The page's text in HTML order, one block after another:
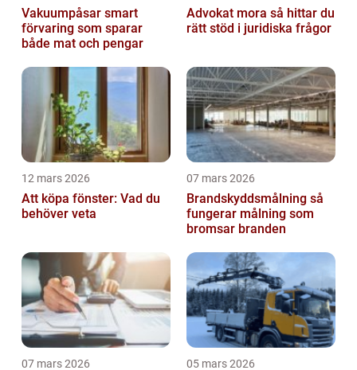
Vakuumpåsar smart
förvaring som sparar
både mat och pengar
Advokat mora så hittar du
rätt stöd i juridiska frågor
12 mars 2026
Att köpa fönster: Vad du
behöver veta
07 mars 2026
Brandskyddsmålning så
fungerar målning som
bromsar branden
07 mars 2026 05 mars 2026